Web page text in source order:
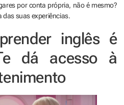
por conta própria, não é mesmo?
das suas experiências.
inglês é
dá acesso à